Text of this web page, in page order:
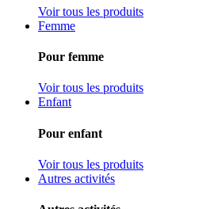
Voir tous les produits
Femme
Pour femme
Voir tous les produits
Enfant
Pour enfant
Voir tous les produits
Autres activités